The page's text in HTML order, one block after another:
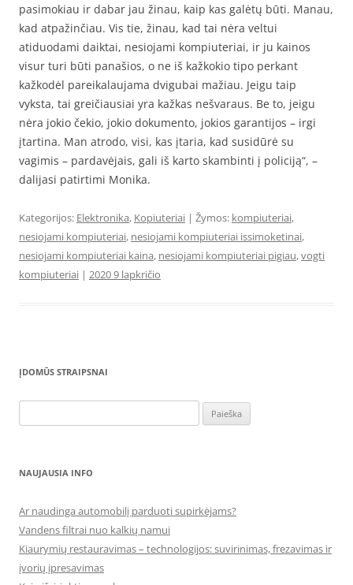
pasimokiau ir dabar jau žinau, kaip kas galėtų būti. Manau,
kad atpažinčiau. Vis tie, žinau, kad tai nėra veltui
atiduodami daiktai, nesiojami kompiuteriai, ir ju kainos
visur turi būti panašios, o ne iš kažkokio tipo perkant
kažkodėl pareikalaujama dvigubai mažiau. Jeigu taip
vyksta, tai greičiausiai yra kažkas nešvaraus. Be to, jeigu
nėra jokio čekio, jokio dokumento, jokios garantijos – irgi
įtartina. Man atrodo, visi, kas įtaria, kad susidūrė su
vagimis – pardavėjais, gali iš karto skambinti į policiją“, –
dalijasi patirtimi Monika.
Kategorijos: Elektronika, Kopiuteriai | Žymos: kompiuteriai,
nesiojami kompiuteriai, nesiojami kompiuteriai issimoketinai,
nesiojami kompiuteriai kaina, nesiojami kompiuteriai pigiau,vogti
kompiuteriai | 2020 9 lapkričio
ĮDOMŪS STRAIPSNAI
NAUJAUSIA INFO
Ar naudinga automobilį parduoti supirkėjams?
Vandens filtrai nuo kalkių namui
Kiaurymių restauravimas – technologijos: suvirinimas, frezavimas ir
įvorių įpresavimas